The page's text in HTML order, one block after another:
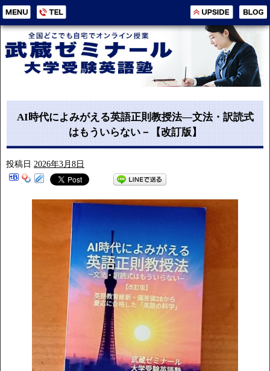
AI時代によみがえる英語正則教授法―文法・訳読式
はもういらない－【改訂版】
投稿日 2026年3月8日